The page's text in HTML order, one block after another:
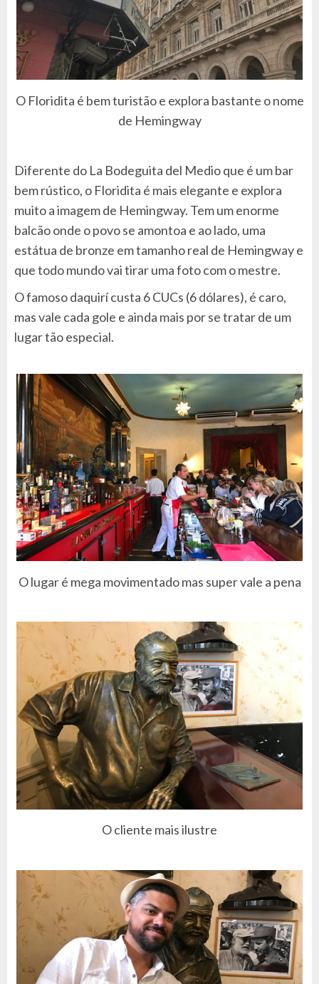
O Floridita é bem turistão e explora bastante o nome
de Hemingway
Diferente do La Bodeguita del Medio que é um bar
bem rústico, o Floridita é mais elegante e explora
muito a imagem de Hemingway. Tem um enorme
balcão onde o povo se amontoa e ao lado, uma
estátua de bronze em tamanho real de Hemingway e
que todo mundo vai tirar uma foto com o mestre.
O famoso daquirí custa 6 CUCs (6 dólares), é caro,
mas vale cada gole e ainda mais por se tratar de um
lugar tão especial.
O lugar é mega movimentado mas super vale a pena
O cliente mais ilustre